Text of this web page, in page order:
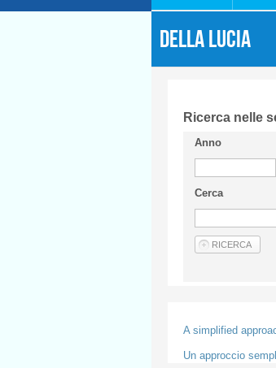
DELLA LUCIA
Ricerca nelle
Anno
Cerca
A simplified
Un approccio